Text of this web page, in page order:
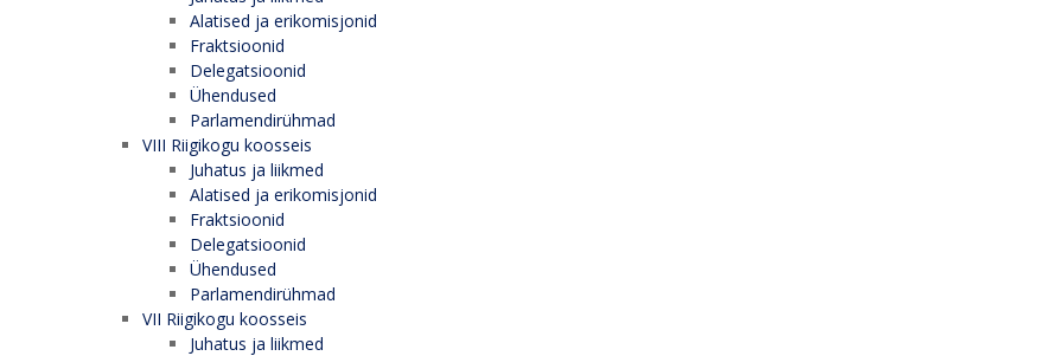
Alatised ja erikomisjonid
Fraktsioonid
Delegatsioonid
Ühendused
Parlamendirühmad
VIII Riigikogu koosseis
Juhatus ja liikmed
Alatised ja erikomisjonid
Fraktsioonid
Delegatsioonid
Ühendused
Parlamendirühmad
VII Riigikogu koosseis
Juhatus ja liikmed